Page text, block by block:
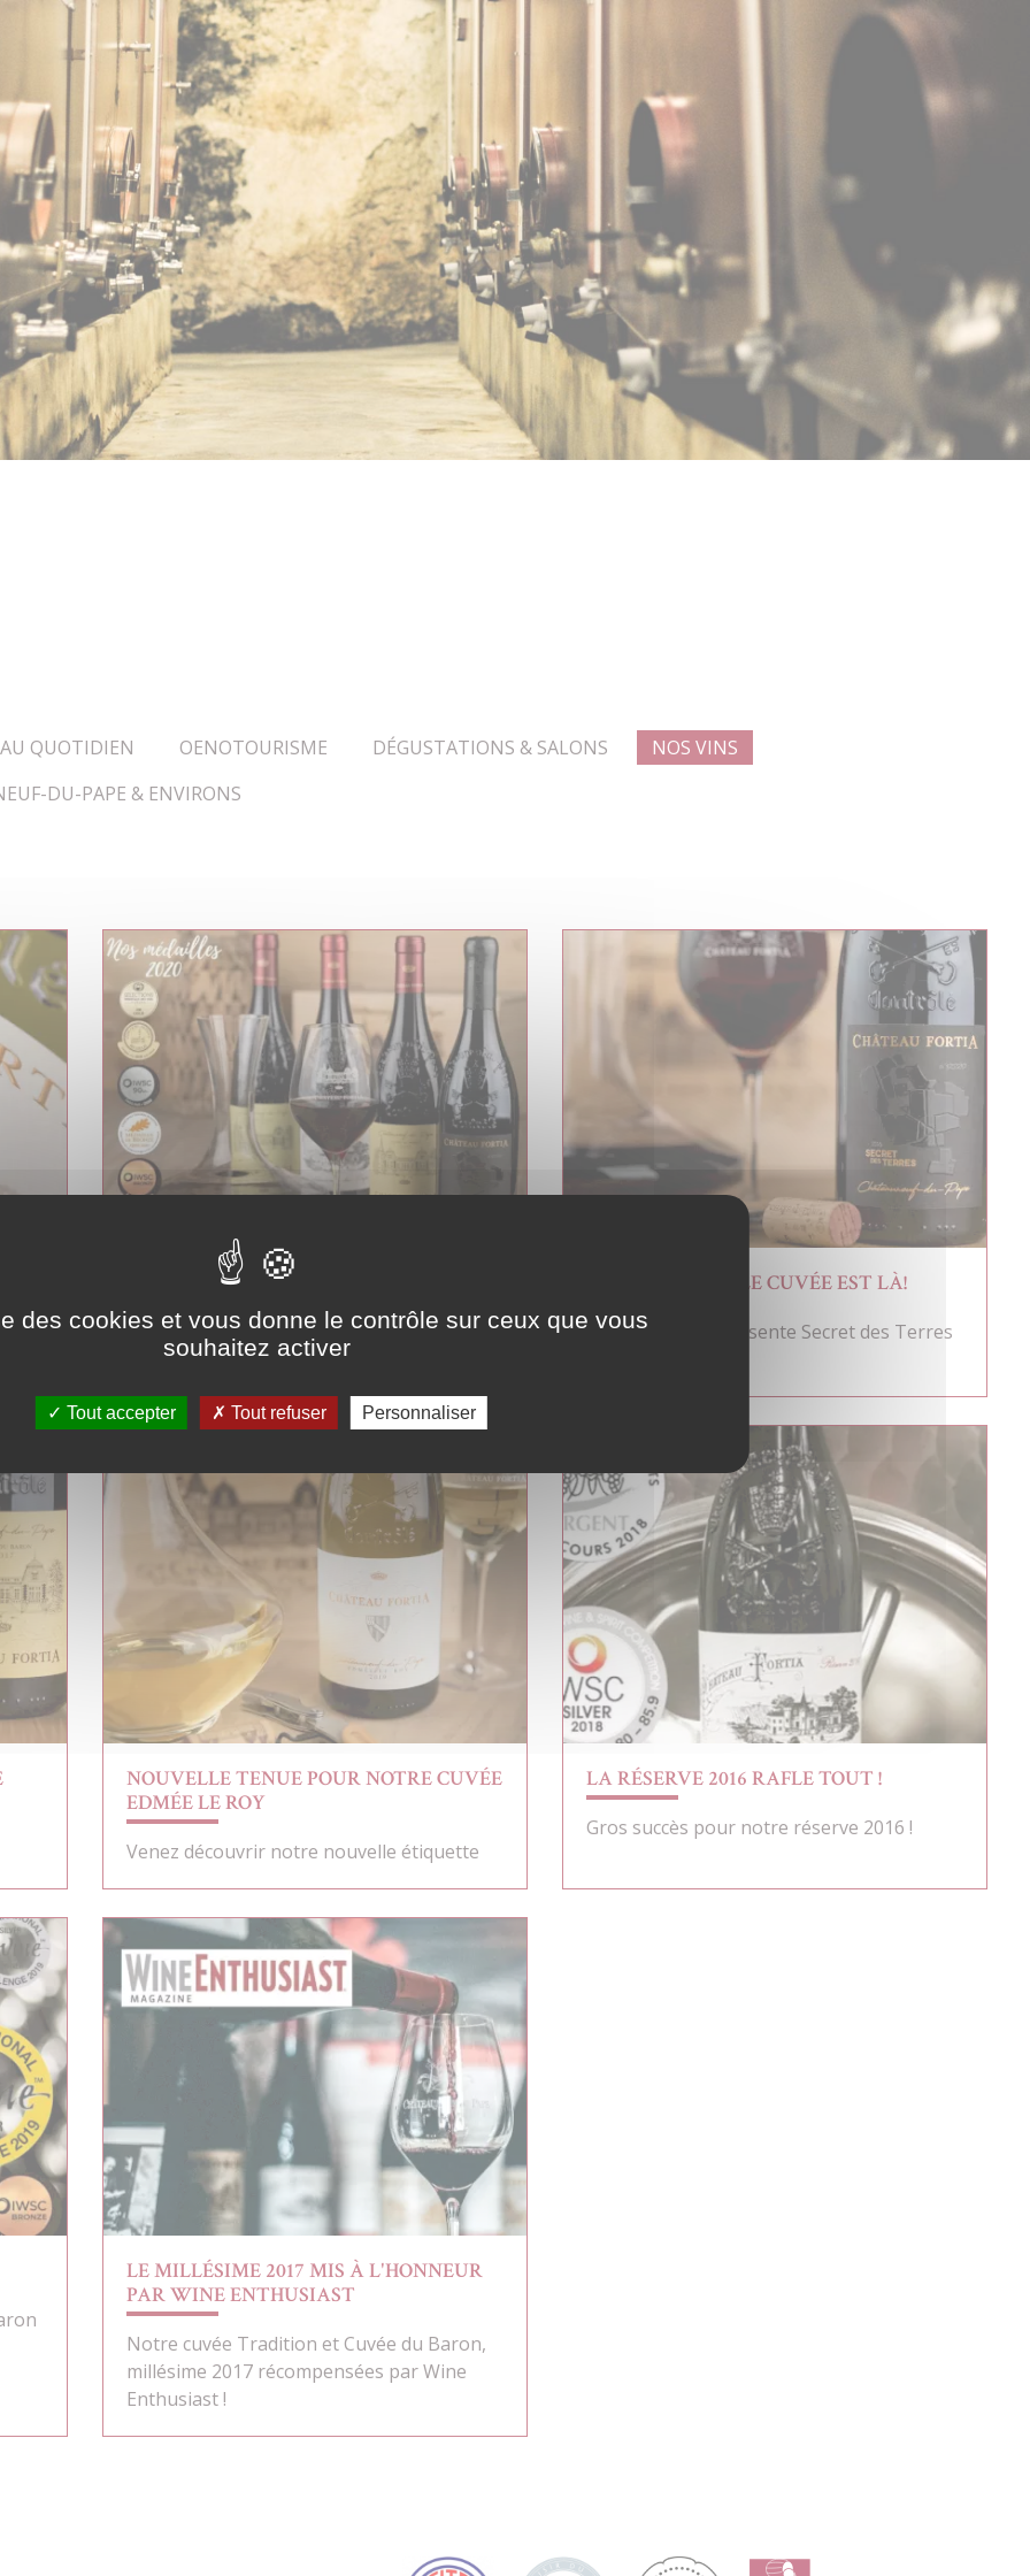
QUOTIDIEN OENOTOURISME DÉGUSTATIONS & SALONS
NOS VINS
DU-PAPE & ENVIRONS
QU'EN EST-IL DES CONCOURS 2020?
Nos médailles obtenues sur l'année 2020.
NOTRE NOUVELLE CUVÉE EST LÀ!
Château Fortia présente Secret des Terres
NOUVELLE TENUE POUR NOTRE CUVÉE
EDMÉE LE ROY
Venez découvrir notre nouvelle étiquette
LA RÉSERVE 2016 RAFLE TOUT !
Gros succès pour notre réserve 2016 !
LE MILLÉSIME 2017 MIS À L'HONNEUR
PAR WINE ENTHUSIAST
Notre cuvée Tradition et Cuvée du Baron,
millésime 2017 récompensées par Wine
Enthusiast !
des cookies et vous donne le contrôle sur ceux que vous
souhaitez activer
Tout accepter Tout refuser Personnaliser